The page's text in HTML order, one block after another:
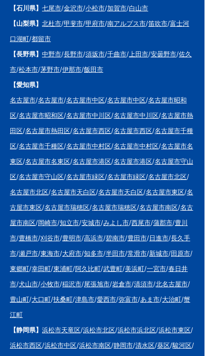
【石川県】 七尾市/金沢市/小松市/加賀市/白山市
【山梨県】 北杜市/甲斐市/甲府市/南アルプス市/笛吹市/富士河
口湖町/都留市
【長野県】 中野市/長野市/須坂市/千曲市/ 上田市/安曇野市/佐久
市/松本市/茅野市/伊那市/飯田市
【愛知県】
名古屋市/名古屋市/名古屋市中区/名古屋市中区/名古屋市昭和
区/名古屋市昭和区/名古屋市中川区/名古屋市中川区/名古屋市熱
田区/名古屋市熱田区/名古屋市西区/名古屋市西区/名古屋市千種
区/名古屋市千種区/名古屋市中村区/名古屋市中村区/名古屋市名
東区/名古屋市名東区/名古屋市港区/名古屋市港区/名古屋市守山
区/名古屋市守山区/名古屋市緑区/名古屋市緑区/名古屋市北区/
名古屋市北区/名古屋市天白区/名古屋市天白区/名古屋市東区/名
古屋市東区/名古屋市瑞穂区/名古屋市瑞穂区/名古屋市南区/名古
屋市南区/岡崎市/知立市/安城市/みよし市/西尾市/蒲郡市/豊川
市/豊橋市/刈谷市/豊明市/高浜市/碧南市/豊田市/日進市/長久手
市/瀬戸市/東海市/大府市/知多市/半田市/常滑市/新城市/田原市/
東郷町/幸田町/東浦町/阿久比町/武豊町/美浜町/一宮市/春日井
市/犬山市/小牧市/稲沢市/尾張旭市/岩倉市/清須市/北名古屋市/
豊山町/大口町/扶桑町/津島市/愛西市/弥富市/あま市/大治町/蟹
江町
【静岡県】 浜松市天竜区/浜松市北区/浜松市浜北区/浜松市東区/
浜松市西区/浜松市中区/浜松市南区/静岡市/清水区/葵区/駿河区/